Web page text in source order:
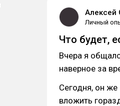
Алексей
Личный
Что будет,
Вчера я
наверное за
Сегодня, он
вложить